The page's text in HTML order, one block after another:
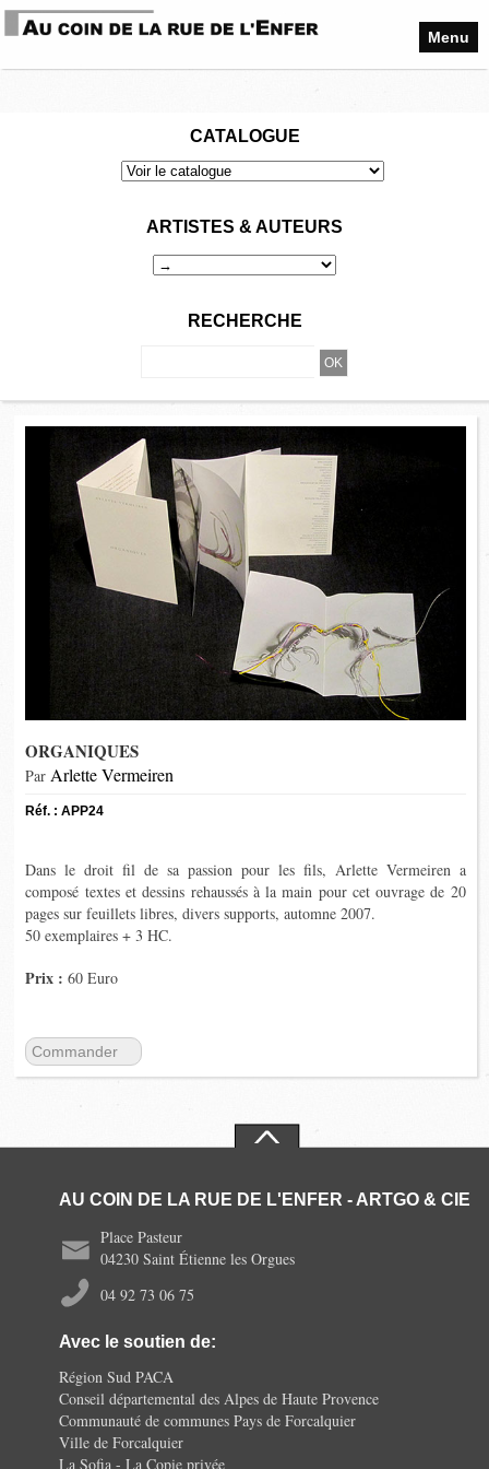
Menu
CATALOGUE
ARTISTES & AUTEURS
RECHERCHE
ORGANIQUES
Par Arlette Vermeiren
Réf. : APP24
Dans le droit fil de sa passion pour les fils, Arlette Vermeiren a
composé textes et dessins rehaussés à la main pour cet ouvrage de 20
pages sur feuillets libres, divers supports, automne 2007.
50 exemplaires + 3 HC.
Prix :60 Euro
Commander
AU COIN DE LA RUE DE L'ENFER - ARTGO & CIE
Place Pasteur
04230 Saint Étienne les Orgues
04 92 73 06 75
Avec le soutien de:
Région Sud PACA
Conseil départemental des Alpes de Haute Provence
Communauté de communes Pays de Forcalquier
Ville de Forcalquier
La Sofia - La Copie privée